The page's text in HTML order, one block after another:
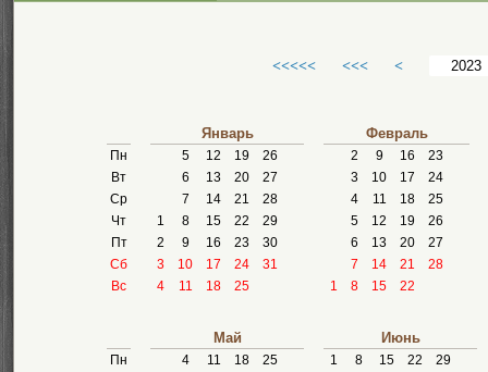
<<<<< <<< <
Пн
Вт
Ср
Чт
Пт
Сб
Вс
Январь
5 12 19
26
6
13 20
27
7
14 21
28
1
8 15 22
29
2
9 16 23
30
3
10 17 24
31
4
11 18 25
Февраль
2 9 16
23
3
10 17
24
4
11 18
25
5
12 19
26
6
13 20
27
7
14 21
28
1
8 15 22
Пн
Май
4 11 18
25
Июнь
1 8 15 22
29